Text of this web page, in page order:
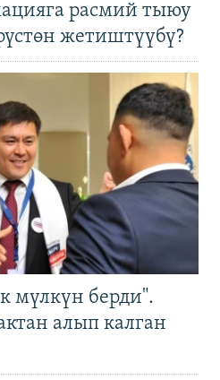
расмий тыюу
жетиштүүбү?
мүлкүн берди".
алып калган